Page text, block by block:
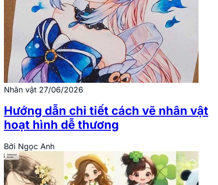
Nhân vật 27/06/2026
Hướng dẫn chi tiết cách vẽ nhân vật
hoạt hình dễ thương
Bởi Ngọc Anh